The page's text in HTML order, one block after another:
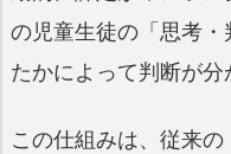
の児童生徒の「思考
たかによって判断が分
この仕組みは、従来